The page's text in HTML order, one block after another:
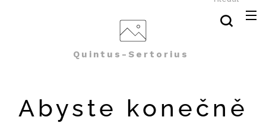
Quintus-Sertorius
Abyste konečně